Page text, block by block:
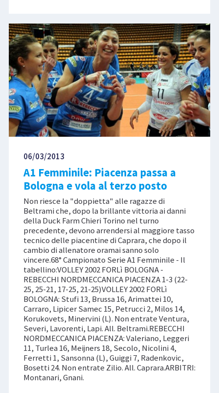
06/03/2013
A1 Femminile: Piacenza passa a
Bologna e vola al terzo posto
Non riesce la "doppietta" alle ragazze di
Beltrami che, dopo la brillante vittoria ai danni
della Duck Farm Chieri Torino nel turno
precedente, devono arrendersi al maggiore tasso
tecnico delle piacentine di Caprara, che dopo il
cambio di allenatore oramai sanno solo
vincere.68° Campionato Serie A1 Femminile - Il
tabellino:VOLLEY 2002 FORLì BOLOGNA -
REBECCHI NORDMECCANICA PIACENZA 1-3 (22-
25, 25-21, 17-25, 21-25)VOLLEY 2002 FORLì
BOLOGNA: Stufi 13, Brussa 16, Arimattei 10,
Carraro, Lipicer Samec 15, Petrucci 2, Milos 14,
Korukovets, Minervini (L). Non entrate Ventura,
Severi, Lavorenti, Lapi. All. Beltrami.REBECCHI
NORDMECCANICA PIACENZA: Valeriano, Leggeri
11, Turlea 16, Meijners 18, Secolo, Nicolini 4,
Ferretti 1, Sansonna (L), Guiggi 7, Radenkovic,
Bosetti 24. Non entrate Zilio. All. Caprara.ARBITRI:
Montanari, Gnani.